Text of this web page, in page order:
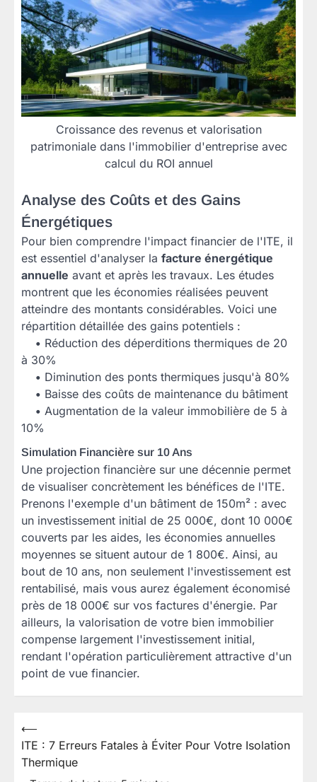
Croissance des revenus et valorisation
patrimoniale dans l'immobilier d'entreprise avec
calcul du ROI annuel
Analyse des Coûts et des Gains
Énergétiques
Pour bien comprendre l'impact financier de l'ITE, il
est essentiel d'analyser la facture énergétique
annuelle avant et après les travaux. Les études
montrent que les économies réalisées peuvent
atteindre des montants considérables. Voici une
répartition détaillée des gains potentiels :
• Réduction des déperditions thermiques de 20
à 30%
• Diminution des ponts thermiques jusqu'à 80%
• Baisse des coûts de maintenance du bâtiment
• Augmentation de la valeur immobilière de 5 à
10%
Simulation Financière sur 10 Ans
Une projection financière sur une décennie permet
de visualiser concrètement les bénéfices de l'ITE.
Prenons l'exemple d'un bâtiment de 150m² : avec
un investissement initial de 25 000€, dont 10 000€
couverts par les aides, les économies annuelles
moyennes se situent autour de 1 800€. Ainsi, au
bout de 10 ans, non seulement l'investissement est
rentabilisé, mais vous aurez également économisé
près de 18 000€ sur vos factures d'énergie. Par
ailleurs, la valorisation de votre bien immobilier
compense largement l'investissement initial,
rendant l'opération particulièrement attractive d'un
point de vue financier.
Navigation
de
l’article
⟵
ITE : 7 Erreurs Fatales à Éviter Pour Votre Isolation
Thermique